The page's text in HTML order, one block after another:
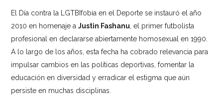
El Día contra la LGTBIfobia en el Deporte se instauró el año
2010 en homenaje aJustin Fashanu , el primer futbolista
profesional en declararse abiertamente homosexual en 1990.
A lo largo de los años, esta fecha ha cobrado relevancia para
impulsar cambios en las políticas deportivas, fomentar la
educación en diversidad y erradicar el estigma que aún
persiste en muchas disciplinas.